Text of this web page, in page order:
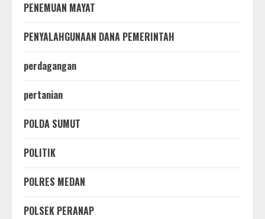
PENEMUAN MAYAT
PENYALAHGUNAAN DANA PEMERINTAH
perdagangan
pertanian
POLDA SUMUT
POLITIK
POLRES MEDAN
POLSEK PERANAP